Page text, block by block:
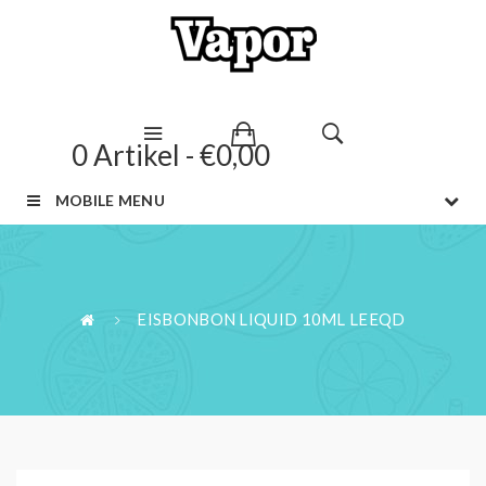
0 Artikel - €0,00
MOBILE MENU
EISBONBON LIQUID 10ML LEEQD